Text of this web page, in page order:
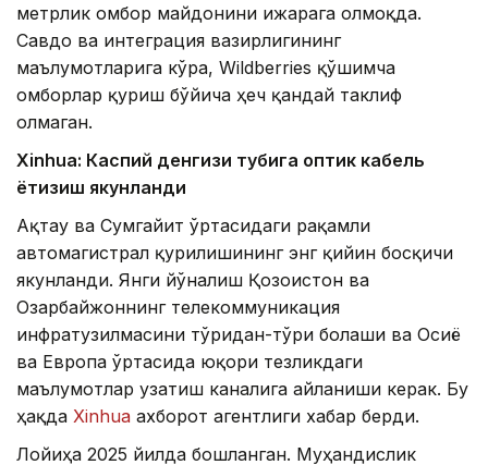
метрлик омбор майдонини ижарага олмоқда.
Савдо ва интеграция вазирлигининг
маълумотларига кўра, Wildberries қўшимча
омборлар қуриш бўйича ҳеч қандай таклиф
олмаган.
Xinhuа: Каспий денгизи тубига оптик кабель
ётқизиш якунланди
Ақтау ва Сумгайит ўртасидаги рақамли
автомагистрал қурилишининг энг қийин босқичи
якунланди. Янги йўналиш Қозоғистон ва
Озарбайжоннинг телекоммуникация
инфратузилмасини тўғридан-тўғри боғлаши ва Осиё
ва Европа ўртасида юқори тезликдаги
маълумотлар узатиш каналига айланиши керак. Бу
ҳақда Xinhua ахборот агентлиги хабар берди.
Лойиҳа 2025 йилда бошланган. Муҳандислик